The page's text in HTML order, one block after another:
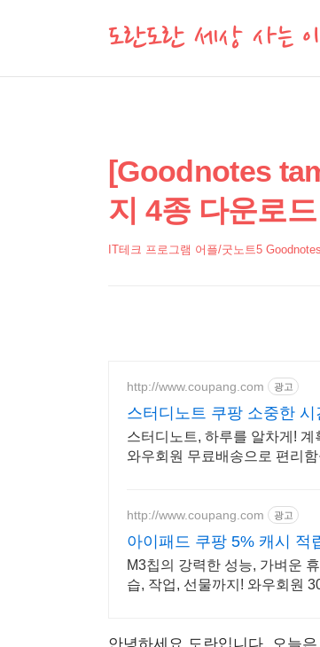
도란도란 세상 사는
상
세
컨
츠
본
문
제
[Goodnotes
지 4종 다운로드
IT테크 프로그램 어플/굿노트5
http://www.coupang.com 광고
스터디노트 쿠팡 소중한 시
스터디노트, 하루를 알차게!
와우회원 무료배송으로 편리
http://www.coupang.com 광고
아이패드 쿠팡 5% 캐시 적
M3칩의 강력한 성능, 가벼운
습, 작업, 선물까지! 와우회원